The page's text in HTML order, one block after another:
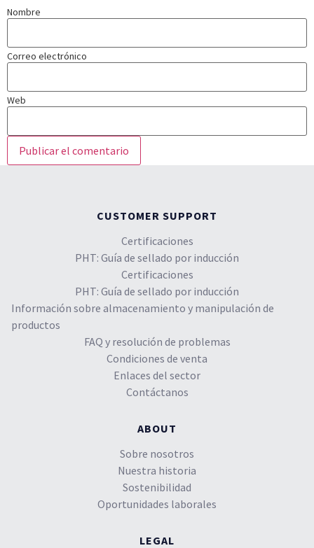
Nombre
Correo electrónico
Web
CUSTOMER SUPPORT
Certificaciones
PHT: Guía de sellado por inducción
Certificaciones
PHT: Guía de sellado por inducción
Información sobre almacenamiento y manipulación de
productos
FAQ y resolución de problemas
Condiciones de venta
Enlaces del sector
Contáctanos
ABOUT
Sobre nosotros
Nuestra historia
Sostenibilidad
Oportunidades laborales
LEGAL